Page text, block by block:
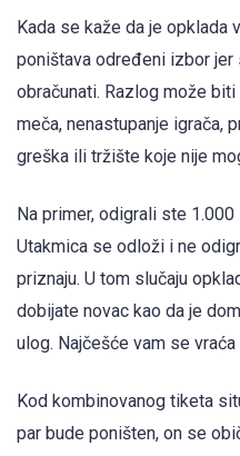
Kada se kaže da je opklada
poništava određeni izbor
obračunati. Razlog može
meča, nenastupanje igrača,
greška ili tržište koje nije
Na primer, odigrali ste 1.000
Utakmica se odloži i ne
priznaju. U tom slučaju
dobijate novac kao da je
ulog. Najčešće vam se vraća
Kod kombinovanog tiketa
par bude poništen, on se